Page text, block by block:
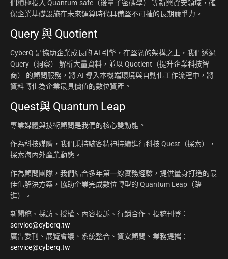
們積極投入 Quantum-safe（後量子密碼學） 等新興資安領域，確
保企業基礎設施在未來運算時代具備堅不可摧的長期競爭力。
Query 與 Quotient
CyberQ 是協助企業成長的 AI 引擎，在堅韌的架構之上，我們透過
Query（洞察） 解析大量資料，並以 Quotient（提升企業科技智
商） 的顧問服務，將 AI 導入本機端環境與自動化工作流程中，將
資料轉化為企業最具價值的數位資產。
Quest與 Quantum Leap
專業媒體與技術顧問是我們的核心雙動能。
作為科技媒體，我們秉持駭客精神持續進行科技 Quest（探索），
探索海內外產業動態。
作為顧問團隊，我們結合多年第一線實務經驗，提供量身打造的最
佳化解決方案，協助企業完成數位轉型的 Quantum Leap（躍
進）。
新聞稿、採訪、授權、內容投訴、行銷合作、投稿刊登：
service@cyberq.tw
廣告委刊、展覽會議、系統整合、資安顧問、業務提攜：
service@cyberq.tw